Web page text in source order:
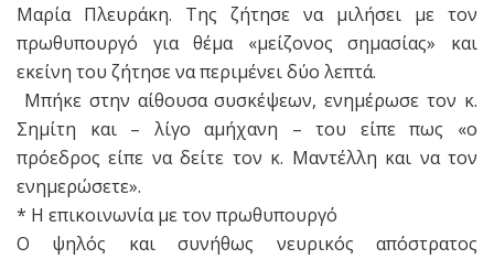
Μαρία Πλευράκη. Της ζήτησε να μιλήσει με τον
πρωθυπουργό για θέμα «μείζονος σημασίας» και
εκείνη του ζήτησε να περιμένει δύο λεπτά.
Μπήκε στην αίθουσα συσκέψεων, ενημέρωσε τον κ.
Σημίτη και – λίγο αμήχανη – του είπε πως «ο
πρόεδρος είπε να δείτε τον κ. Μαντέλλη και να τον
ενημερώσετε».
* Η επικοινωνία με τον πρωθυπουργό
Ο ψηλός και συνήθως νευρικός απόστρατος